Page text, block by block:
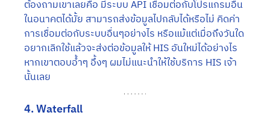
ต้องถามเขาเลยคือ มีระบบ API เชื่อมต่อกับโปรแกรมอื่น
ในอนาคตได้มั้ย สามารถส่งข้อมูลไปกลับได้หรือไม่ คิดค่า
การเชื่อมต่อกับระบบอื่นๆอย่างไร หรือแม้แต่เมื่อถึงวันใด
อยากเลิกใช้แล้วจะส่งต่อข้อมูลให้ HIS อันใหม่ได้อย่างไร
หากเขาตอบอ้ำๆ อึ้งๆ ผมไม่แนะนำให้ใช้บริการ HIS เจ้า
นั้นเลย
4. Waterfall